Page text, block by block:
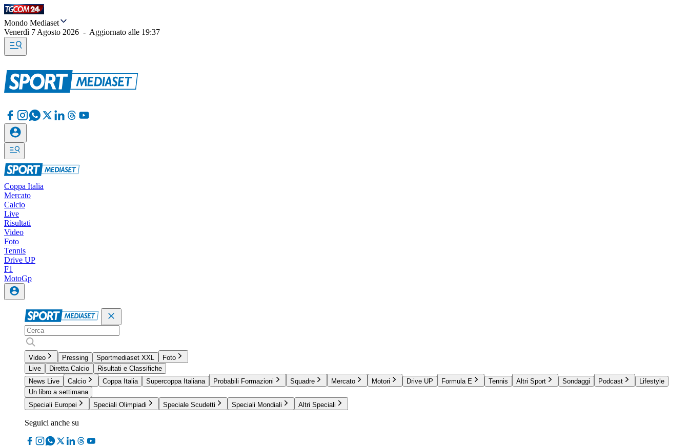
Mondo Mediaset
Venerdì 7 Agosto 2026 - Aggiornato alle 19:37
Coppa Italia
Mercato
Calcio
Live
Risultati
Video
Foto
Tennis
Drive UP
F1
MotoGp
Video Pressing Sportmediaset XXL
Foto
Live
Diretta Calcio
Risultati e Classifiche
News Live
Calcio Coppa Italia Supercoppa Italiana Probabili Formazioni Squadre Mercato Motori Drive UP Formula E Tennis Altri Sport Sondaggi Podcast
Lifestyle
Un libro a settimana
Speciali Europei
Speciali Olimpiadi Speciale Scudetti Speciali Mondiali Altri Speciali
Seguici anche su